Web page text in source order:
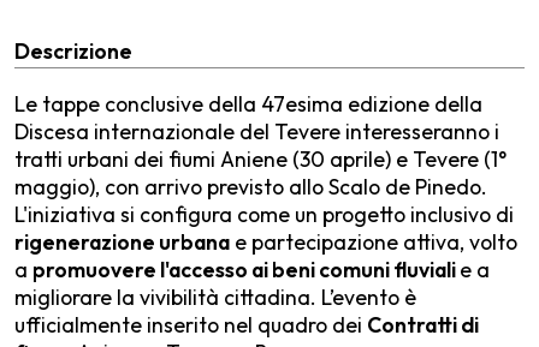
Descrizione
Le tappe conclusive della 47esima edizione della
Discesa internazionale del Tevere interesseranno i
tratti urbani dei fiumi Aniene (30 aprile) e Tevere (1°
maggio), con arrivo previsto allo Scalo de Pinedo.
L'iniziativa si configura come un progetto inclusivo di
rigenerazione urbana e partecipazione attiva, volto
a promuovere l'accesso ai beni comuni fluvialie a
migliorare la vivibilità cittadina. L’evento è
ufficialmente inserito nel quadro dei Contratti di